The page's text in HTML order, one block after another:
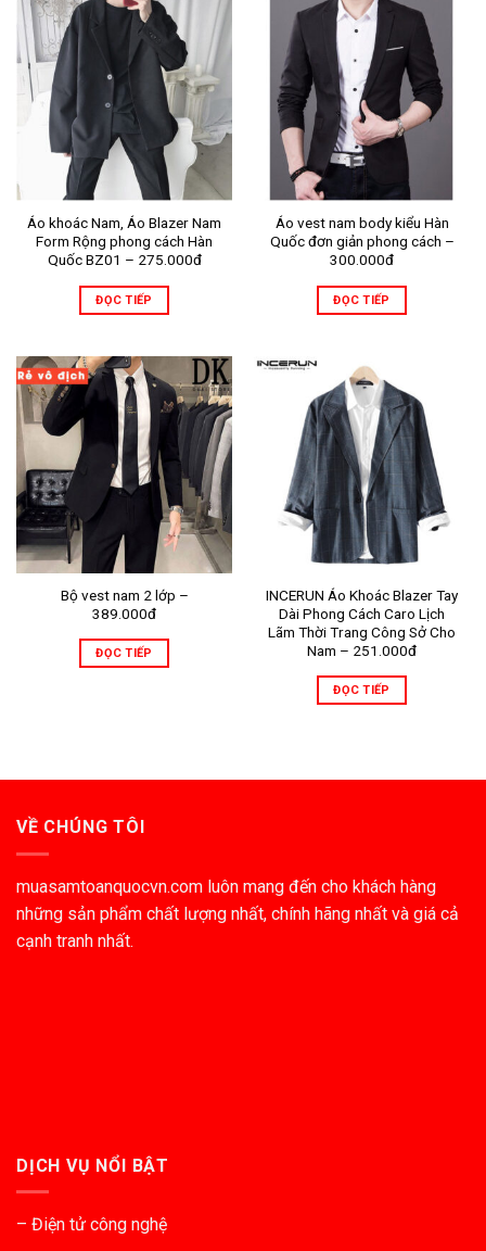
Áo khoác Nam, Áo Blazer Nam
Form Rộng phong cách Hàn
Quốc BZ01 – 275.000đ
ĐỌC TIẾP
Áo vest nam body kiểu Hàn
Quốc đơn giản phong cách –
300.000đ
ĐỌC TIẾP
Bộ vest nam 2 lớp –
389.000đ
ĐỌC TIẾP
INCERUN Áo Khoác Blazer Tay
Dài Phong Cách Caro Lịch
Lãm Thời Trang Công Sở Cho
Nam – 251.000đ
ĐỌC TIẾP
VỀ CHÚNG TÔI
muasamtoanquocvn.com luôn mang đến cho khách hàng
những sản phẩm chất lượng nhất, chính hãng nhất và giá cả
cạnh tranh nhất.
DỊCH VỤ NỔI BẬT
– Điện tử công nghệ